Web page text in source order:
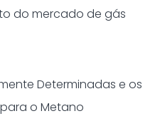
do mercado de gás
Determinadas e os
o Metano